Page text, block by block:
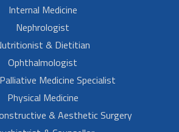
Internal Medicine
Nephrologist
& Dietitian
Ophthalmologist
Medicine Specialist
Physical Medicine
& Aesthetic Surgery